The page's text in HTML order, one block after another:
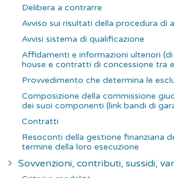
Delibera a contrarre
Avviso sui risultati della procedura di
Avvisi sistema di qualificazione
Affidamenti e informazioni ulteriori
house e contratti di concessione tra
Provvedimento che determina le
Composizione della commissione
dei suoi componenti (link bandi di
Contratti
Resoconti della gestione finanziaria
termine della loro esecuzione
Sovvenzioni, contributi, sussidi,